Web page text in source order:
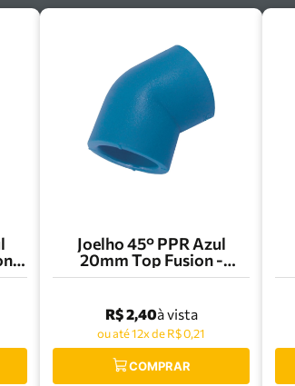
-
Joelho 45° PPR Azul
20mm Top Fusion -
J0205A
R$ 2,40à vista
ou até 12x de R$ 0,21
COMPRAR